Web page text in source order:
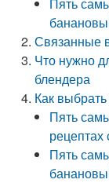
Связанные
Что нужно
блендера
Как
Пять
рецептах
Пять